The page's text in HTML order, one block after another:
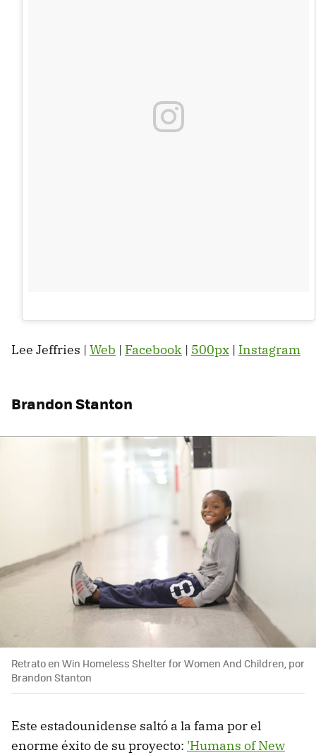
Lee Jeffries | Web | Facebook | 500px | Instagram
Brandon Stanton
Retrato en Win Homeless Shelter for Women And Children, por
Brandon Stanton
Este estadounidense saltó a la fama por el
enorme éxito de su proyecto: 'Humans of New